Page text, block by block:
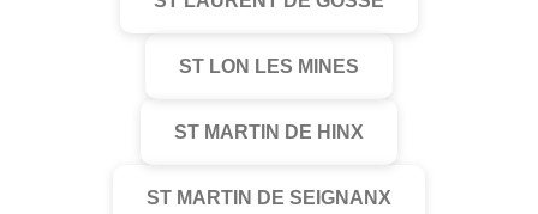
ST LON LES MINES
ST MARTIN DE HINX
ST MARTIN DE SEIGNANX